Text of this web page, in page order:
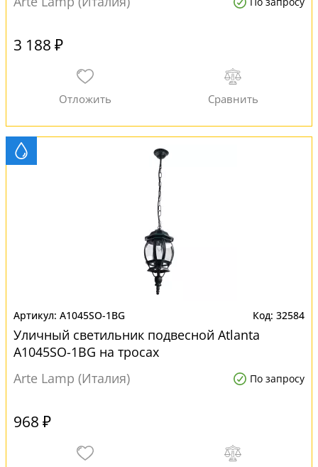
3 188 ₽
A1045SO-1BG 32584
Уличный светильник подвесной Atlanta
A1045SO-1BG на тросах
Arte Lamp (Италия)
По запросу
968 ₽